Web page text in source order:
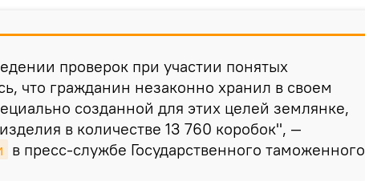
проверок при участии понятых
что гражданин незаконно хранил в своем
созданной для этих целей землянке,
в количестве 13 760 коробок", —
в пресс-службе Государственного таможенного